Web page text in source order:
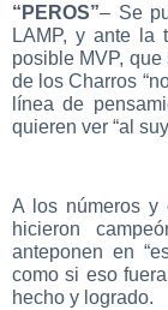
“PEROS”– Se
LAMP, y ante la
posible MVP,
de los Charros
línea de
quieren ver “al
A los números y
hicieron
anteponen en
como si eso
hecho y logrado.